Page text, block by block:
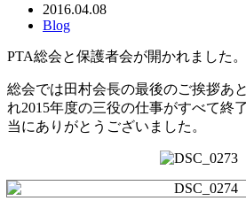
2016.04.08
Blog
PTA総会と保護者会が開かれました。
総会では田村会長の最後のご挨拶あ
れ2015年度の三役の仕事がすべて終
当にありがとうございました。